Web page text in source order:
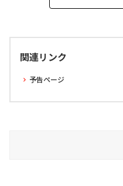
関連リンク
予告ページ